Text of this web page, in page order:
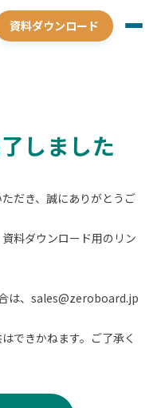
資料ダウンロード
しました
だき、誠にありがとうご
料ダウンロード用のリン
は、sales@zeroboard.jp
できかねます。ご了承く